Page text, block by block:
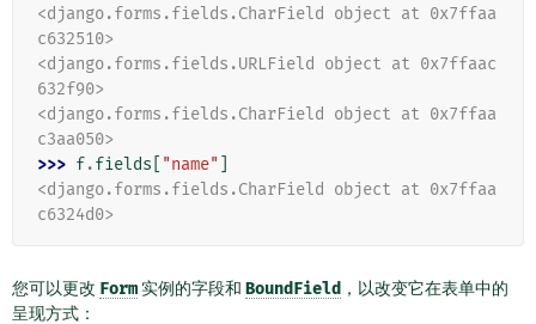
<django.forms.fields.CharField object at 0x7ffaa
c632510>
<django.forms.fields.URLField object at 0x7ffaac
632f90>
<django.forms.fields.CharField object at 0x7ffaa
c3aa050>
>>> f.fields "name"
<django.forms.fields.CharField object at 0x7ffaa
c6324d0>
您可以更改 Form实例的字段和 BoundField ，以改变它在表单中的
呈现方式：